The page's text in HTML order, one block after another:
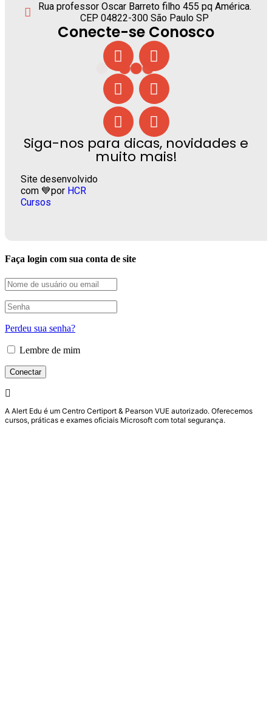
Rua professor Oscar Barreto filho 455 pq América.
CEP 04822-300 São Paulo SP
Conecte-se Conosco
Siga-nos para dicas, novidades e
muito mais!
Site desenvolvido
com 💙por HCR
Cursos
Faça login com sua conta de site
Perdeu sua senha?
Lembre de mim
A Alert Edu é um Centro Certiport & Pearson VUE autorizado. Oferecemos
cursos, práticas e exames oficiais Microsoft com total segurança.